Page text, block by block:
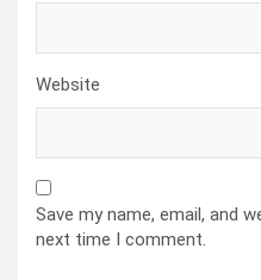
Website
Save my name, email, and
next time I comment.